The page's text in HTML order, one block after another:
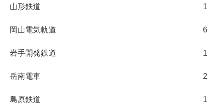
山形鉄道 1
岡山電気軌道 6
岩手開発鉄道 1
岳南電車 2
島原鉄道 1